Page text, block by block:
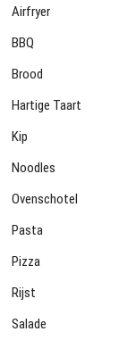
Airfryer
BBQ
Brood
Hartige Taart
Kip
Noodles
Ovenschotel
Pasta
Pizza
Rijst
Salade